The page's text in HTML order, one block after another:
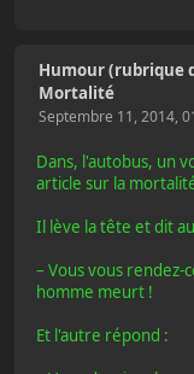
Humour (rubrique
Mortalité
Septembre 11, 2014,
Dans, l'autobus, un
article sur la
Il lève la tête et dit
– Vous vous rendez-
homme meurt !
Et l'autre répond :